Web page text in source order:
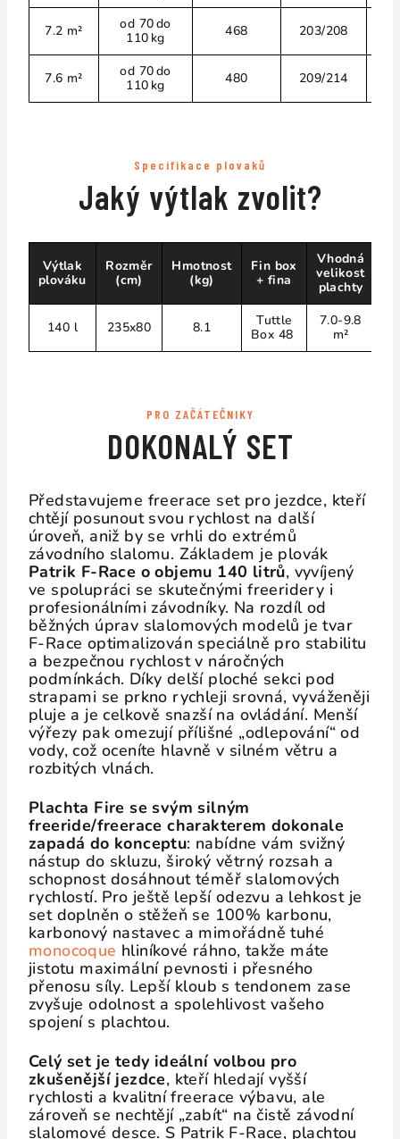
7.2 m²
od 70 do
110 kg
468 203/208
7.6 m²
od 70 do
110 kg
480 209/214
Specifikace plovaků
Jaký výtlak zvolit?
Výtlak
plováku
Rozměr
(cm)
Hmotnost
(kg)
Fin box
+ fina
Vhodná
velikost
plachty
140 l 235x80 8.1
Tuttle
Box 48
7.0-9.8
m²
PRO ZAČÁTEČNIKY
DOKONALÝ SET
Představujeme freerace set pro jezdce, kteří
chtějí posunout svou rychlost na další
úroveň, aniž by se vrhli do extrémů
závodního slalomu. Základem je plovák
Patrik F-Race o objemu 140 litrů, vyvíjený
ve spolupráci se skutečnými freeridery i
profesionálními závodníky. Na rozdíl od
běžných úprav slalomových modelů je tvar
F-Race optimalizován speciálně pro stabilitu
a bezpečnou rychlost v náročných
podmínkách. Díky delší ploché sekci pod
strapami se prkno rychleji srovná, vyváženěji
pluje a je celkově snazší na ovládání. Menší
výřezy pak omezují přílišné „odlepování“ od
vody, což oceníte hlavně v silném větru a
rozbitých vlnách.
Plachta Fire se svým silným
freeride/freerace charakterem dokonale
zapadá do konceptu: nabídne vám svižný
nástup do skluzu, široký větrný rozsah a
schopnost dosáhnout téměř slalomových
rychlostí. Pro ještě lepší odezvu a lehkost je
set doplněn o stěžeň se 100% karbonu,
karbonový nastavec a mimořádně tuhé
monocoque hliníkové ráhno, takže máte
jistotu maximální pevnosti i přesného
přenosu síly. Lepší kloub s tendonem zase
zvyšuje odolnost a spolehlivost vašeho
spojení s plachtou.
Celý set je tedy ideální volbou pro
zkušenější jezdce, kteří hledají vyšší
rychlosti a kvalitní freerace výbavu, ale
zároveň se nechtějí „zabít“ na čistě závodní
slalomové desce. S Patrik F-Race, plachtou